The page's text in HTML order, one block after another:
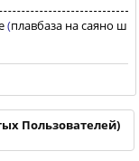
(плавбаза на саяно ш
Пользователей)